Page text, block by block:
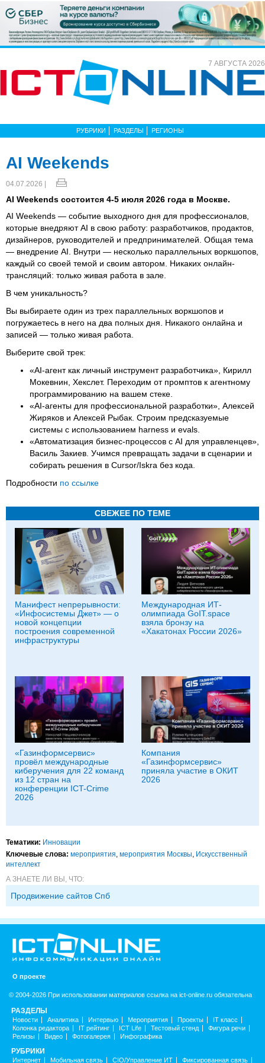
7 АВГУСТА 2026
РУБРИКИ РАЗДЕЛЫ РЕГИОНЫ
AI Weekends
04.07.2026 |
AI Weekends состоится 4-5 июля 2026 года в Москве.
AI Weekends — событие выходного дня для профессионалов,
которые внедряют AI в свою работу: разработчиков, продактов,
дизайнеров, руководителей и предпринимателей. Общая тема
— внедрение AI. Внутри — несколько параллельных воркшопов,
каждый со своей темой и своим автором. Никаких онлайн-
трансляций: только живая работа в зале.
В чем уникальность?
Вы выбираете один из трех параллельных воркшопов и
погружаетесь в него на два полных дня. Никакого онлайна и
записей — только живая работа.
Выберите свой трек:
«AI-агент как личный инструмент разработчика», Кирилл
Мокевнин, Хекслет. Переходим от промптов к агентному
программированию на вашем стеке.
«AI-агенты для профессиональной разработки», Алексей
Жиряков и Алексей Рыбак. Строим предсказуемые
системы с использованием harness и evals.
«Автоматизация бизнес-процессов с AI для управленцев»,
Василь Закиев. Учимся превращать задачи в сценарии и
собирать решения в Cursor/Iskra без кода.
Подробности по ссылке
СВЕЖЕЕ ПО ТЕМЕ
Манифест непрерывности:
«Инфосистемы Джет» — о
новой концепции
построения современной
инфраструктуры
Международная ИТ-
олимпиада GoIT.space
взяла бронзу на
«Хакатонах России 2026»
«Газинформсервис»
провёл международные
киберучения для 22 команд
из 12 стран на
конференции ICT-Crime
2026
Компания
«Газинформсервис»
приняла участие в ОКИТ
2026
Тематики: Инновации
Ключевые слова: мероприятия мероприятия Москвы Искусственный
интеллект
А ЗНАЕТЕ ЛИ ВЫ, ЧТО:
Продвижение сайтов Спб
О проекте
© 2004-2026 При использовании материалов ссылка на ict-online.ru обязательна
РАЗДЕЛЫ
Новости Аналитика Интервью Мероприятия Проекты
IT класс
Колонка редактора
IT рейтинг ICT Life Тестовый стенд
Фигура речи
Релизы
Видео Фотогалерея Инфографика
РУБРИКИ
Интернет Мобильная связь CIO/Управление ИТ Фиксированная связь